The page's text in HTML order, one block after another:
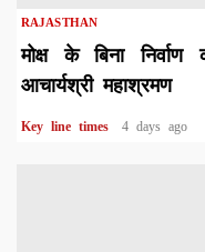
RAJASTHAN
मोक्ष के बिना
आचार्यश्री महाश्रमण
Key line times 4 days ago